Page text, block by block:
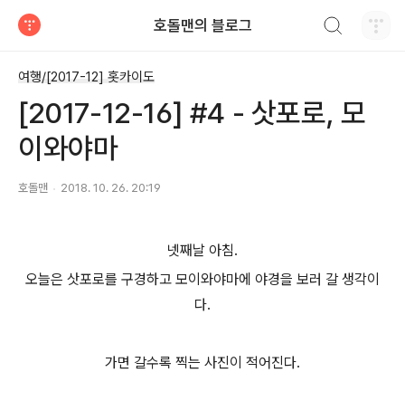
호돌맨의 블로그
여행/[2017-12] 홋카이도
[2017-12-16] #4 - 삿포로, 모
이와야마
호돌맨 2018. 10. 26. 20:19
넷째날 아침.
오늘은 삿포로를 구경하고 모이와야마에 야경을 보러 갈 생각이
다.
가면 갈수록 찍는 사진이 적어진다.